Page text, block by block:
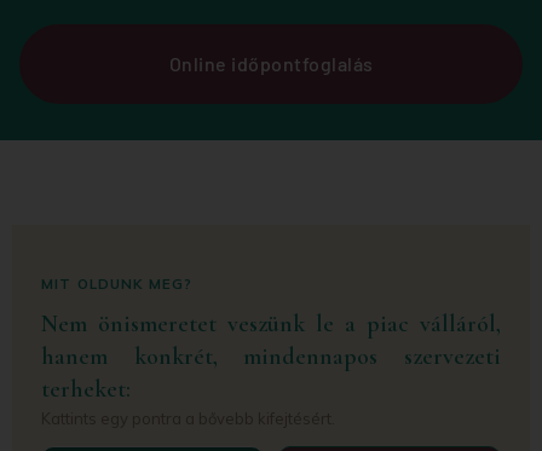
Online időpontfoglalás
MIT OLDUNK MEG?
Nem önismeretet veszünk le a piac válláról,
hanem konkrét, mindennapos szervezeti
terheket: